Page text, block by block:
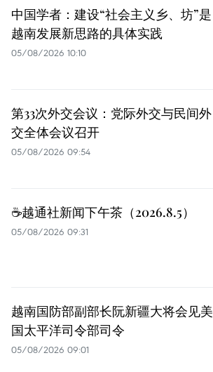
中国学者：建设“社会主义乡、坊”是
越南发展新思路的具体实践
05/08/2026 10:10
第33次外交会议：党际外交与民间外
交全体会议召开
05/08/2026 09:54
☕️越通社新闻下午茶（2026.8.5）
05/08/2026 09:31
越南国防部副部长阮新疆大将会见美
国太平洋司令部司令
05/08/2026 09:01